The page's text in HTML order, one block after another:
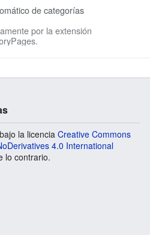
de categorías
por la extensión
la licencia Creative Commons
4.0 International
lo contrario.